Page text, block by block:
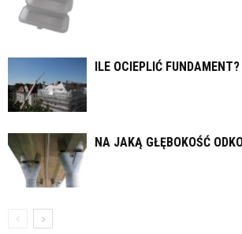
ILE OCIEPLIĆ FUNDAMENT?
NA JAKĄ GŁĘBOKOŚĆ